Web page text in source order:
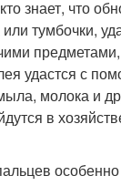
знает, что
тумбочки,
предметами,
удастся с
молока и
в